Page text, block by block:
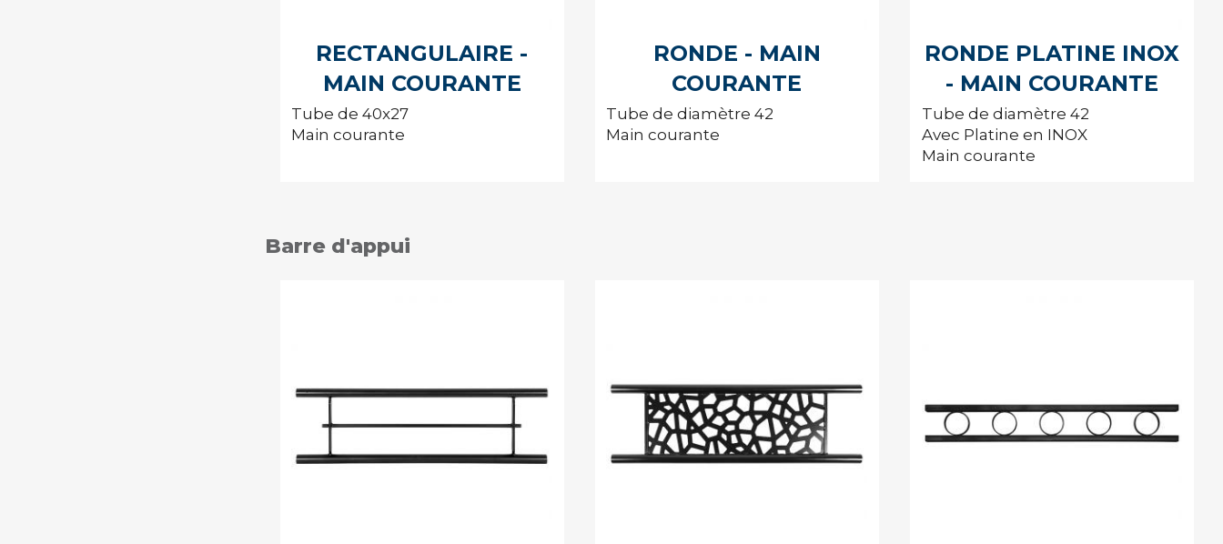
RECTANGULAIRE -
MAIN COURANTE
Tube de 40x27
Main courante
RONDE - MAIN
COURANTE
Tube de diamètre 42
Main courante
RONDE PLATINE INOX
- MAIN COURANTE
Tube de diamètre 42
Avec Platine en INOX
Main courante
Barre d'appui